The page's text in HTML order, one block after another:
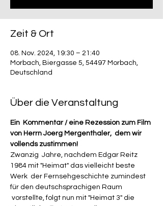
Zeit & Ort
08. Nov. 2024, 19:30 – 21:40
Morbach, Biergasse 5, 54497 Morbach,
Deutschland
Über die Veranstaltung
Ein  Kommentar / eine Rezession zum Film
von Herrn Joerg Mergenthaler,  dem wir
vollends zustimmen!
Zwanzig  Jahre, nachdem Edgar Reitz
1984 mit "Heimat" das vielleicht beste
Werk  der Fernsehgeschichte zumindest
für den deutschsprachigen Raum
vorstellte, folgt nun mit "Heimat 3" die